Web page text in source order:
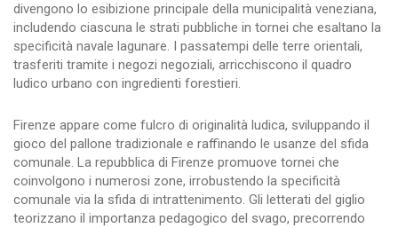
divengono lo esibizione principale della municipalità veneziana,
includendo ciascuna le strati pubbliche in tornei che esaltano la
specificità navale lagunare. I passatempi delle terre orientali,
trasferiti tramite i negozi negoziali, arricchiscono il quadro
ludico urbano con ingredienti forestieri.
Firenze appare come fulcro di originalità ludica, sviluppando il
gioco del pallone tradizionale e raffinando le usanze del sfida
comunale. La repubblica di Firenze promuove tornei che
coinvolgono i numerosi zone, irrobustendo la specificità
comunale via la sfida di intrattenimento. Gli letterati del giglio
teorizzano il importanza pedagogico del svago, precorrendo